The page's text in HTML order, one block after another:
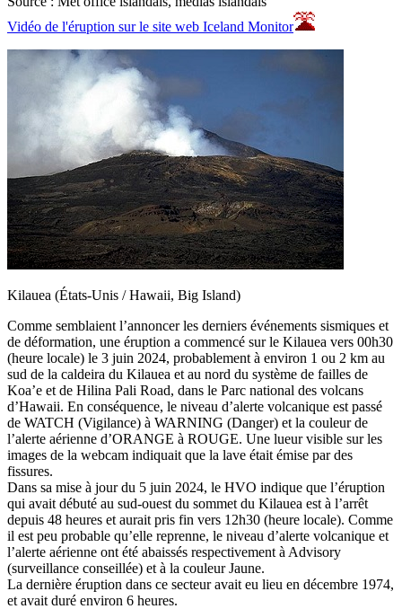
Vidéo de l'éruption sur le site web Iceland Monitor
Kilauea (États-Unis / Hawaii, Big Island)
Comme semblaient l’annoncer les derniers événements sismiques et
de déformation, une éruption a commencé sur le Kilauea vers 00h30
(heure locale) le 3 juin 2024, probablement à environ 1 ou 2 km au
sud de la caldeira du Kilauea et au nord du système de failles de
Koa’e et de Hilina Pali Road, dans le Parc national des volcans
d’Hawaii. En conséquence, le niveau d’alerte volcanique est passé
de WATCH (Vigilance) à WARNING (Danger) et la couleur de
l’alerte aérienne d’ORANGE à ROUGE. Une lueur visible sur les
images de la webcam indiquait que la lave était émise par des
fissures.
Dans sa mise à jour du 5 juin 2024, le HVO indique que l’éruption
qui avait débuté au sud-ouest du sommet du Kilauea est à l’arrêt
depuis 48 heures et aurait pris fin vers 12h30 (heure locale). Comme
il est peu probable qu’elle reprenne, le niveau d’alerte volcanique et
l’alerte aérienne ont été abaissés respectivement à Advisory
(surveillance conseillée) et à la couleur Jaune.
La dernière éruption dans ce secteur avait eu lieu en décembre 1974,
et avait duré environ 6 heures.